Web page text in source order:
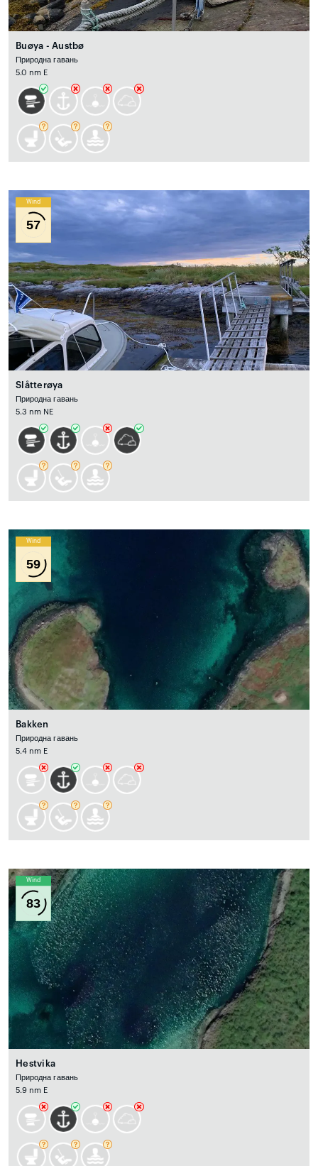
Buøya - Austbø
Природна гавань
5.0 nm E
Wind
57
Slåtterøya
Природна гавань
5.3 nm NE
Wind
59
Bakken
Природна гавань
5.4 nm E
Wind
83
Hestvika
Природна гавань
5.9 nm E